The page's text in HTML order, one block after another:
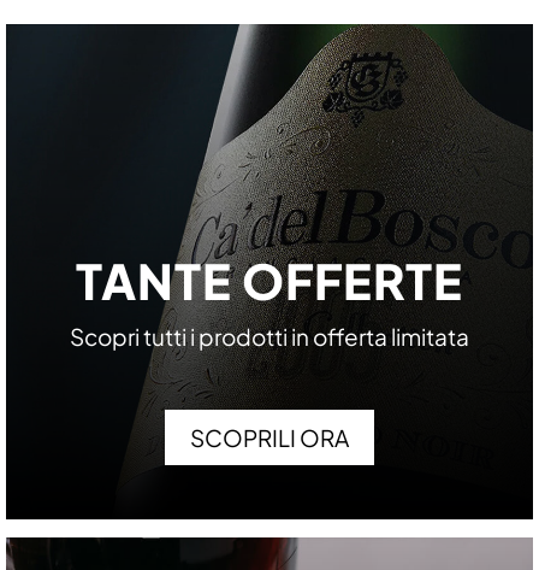
TANTE OFFERTE
Scopri tutti i prodotti in offerta limitata
SCOPRILI ORA